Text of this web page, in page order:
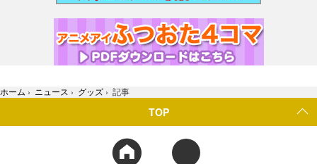
ホーム › ニュース › グッズ › 記事
TOP